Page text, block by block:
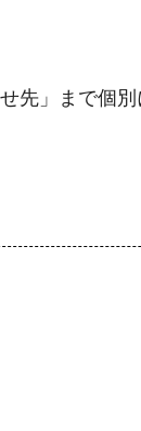
先」まで個